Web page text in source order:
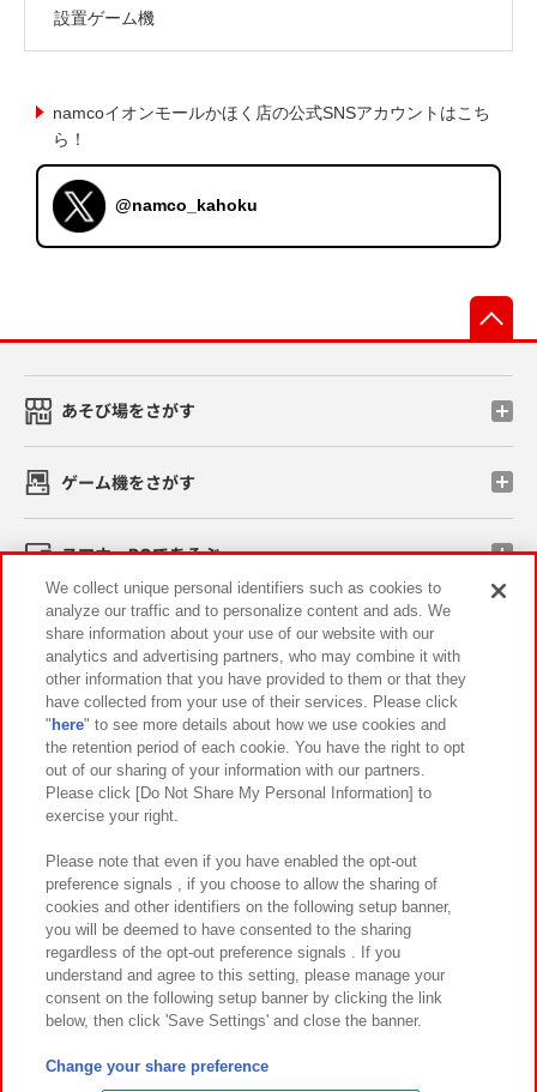
設置ゲーム機
namcoイオンモールかほく店の公式SNSアカウントはこち
ら！
@namco_kahoku
あそび場をさがす
ゲーム機をさがす
スマホ・PCであそぶ
イベント・キャンペーン
関連会社 サステナビリティ サイトポリシー
プライバシーポリシー ウェブアクセシビリティ方針と検証結果
お取引先さまとともに
カスタマーハラスメント対応方針 よくあるご質問・お問い合わせ
©Bandai Namco Amusement Inc.
©Bandai Namco Amusement Lab Inc.
We collect unique personal identifiers such as cookies to
analyze our traffic and to personalize content and ads. We
share information about your use of our website with our
analytics and advertising partners, who may combine it with
other information that you have provided to them or that they
have collected from your use of their services. Please click
" here" to see more details about how we use cookies and
the retention period of each cookie. You have the right to opt
out of our sharing of your information with our partners.
Please click [Do Not Share My Personal Information] to
exercise your right.
Please note that even if you have enabled the opt-out
preference signals , if you choose to allow the sharing of
cookies and other identifiers on the following setup banner,
you will be deemed to have consented to the sharing
regardless of the opt-out preference signals . If you
understand and agree to this setting, please manage your
consent on the following setup banner by clicking the link
below, then click 'Save Settings' and close the banner.
Change your share preference